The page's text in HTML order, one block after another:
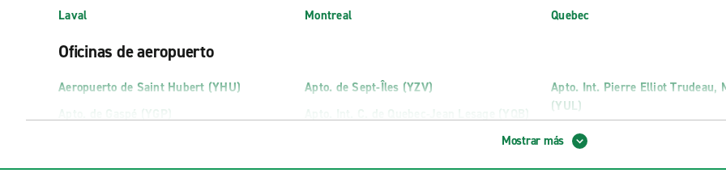
Laval Montreal Quebec
Oficinas de aeropuerto
Aeropuerto de Saint Hubert (YHU)
Apto. de Gaspé (YGP)
Apto. de Sept-Îles (YZV)
Apto. Int. C. de Quebec-Jean Lesage (YQB)
Apto. Int. Pierre Elliot Trudeau,
(YUL)
Mostrar más